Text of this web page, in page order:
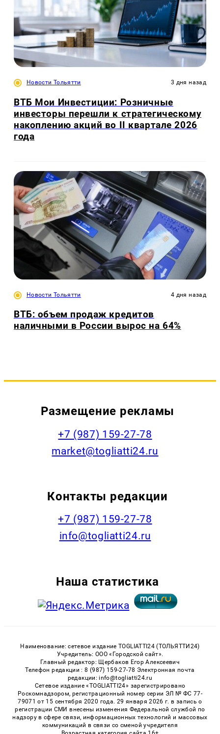
Новости Тольятти 3 дня назад
ВТБ Мои Инвестиции: Розничные
инвесторы перешли к стратегическому
накоплению акций во II квартале 2026
года
Новости Тольятти 4 дня назад
ВТБ: объем продаж кредитов
наличными в России вырос на 64%
Размещение рекламы
+7 (987) 159-27-78
market@togliatti24.ru
Контакты редакции
+7 (987) 159-27-78
info@togliatti24.ru
Наша статистика
Наименование: сетевое издание TOGLIATTI24 (ТОЛЬЯТТИ24)
Учредитель: ООО «Городской сайт».
Главный редактор: Щербаков Егор Алексеевич
Телефон редакции : 8 (987) 159-27-78 Электронная почта
редакции: info@togliatti24.ru
Сетевое издание «TOGLIATTI24» зарегистрировано
Роскомнадзором, регистрационный номер серии ЭЛ № ФС 77-
79071 от 15 сентября 2020 года. 29 января 2026 г. в запись о
регистрации СМИ внесены изменения Федеральной службой по
надзору в сфере связи, информационных технологий и массовых
коммуникаций в связи со сменой учредителя